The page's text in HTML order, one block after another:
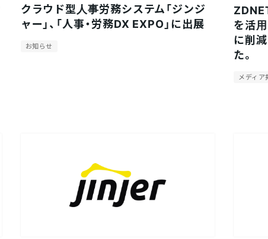
クラウド型人事労務システム「ジンジ
ャー」、「人事・労務DX EXPO」に出展
お知らせ
を活
に削
た。
メディア